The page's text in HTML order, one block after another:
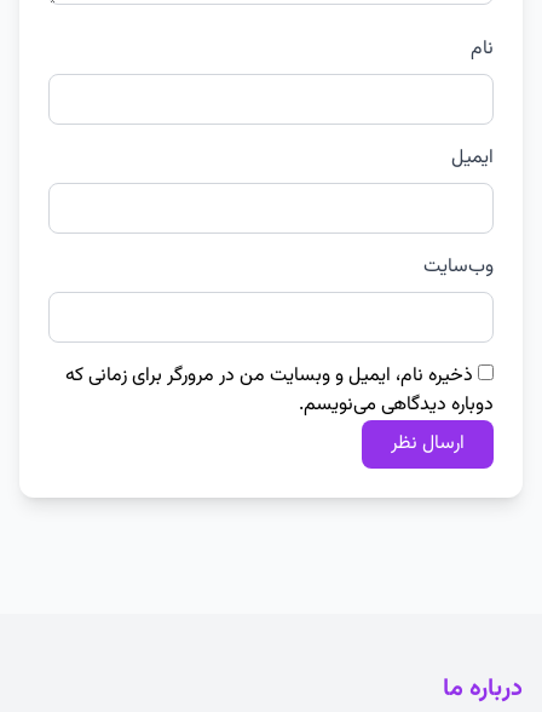
نام
ایمیل
وب‌سایت
ذخیره نام، ایمیل و وبسایت من در مرورگر برای زمانی که
دوباره دیدگاهی می‌نویسم.
درباره ما